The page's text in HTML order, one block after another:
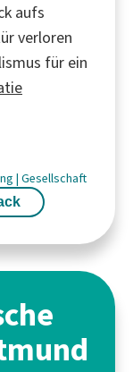
aufs
verloren
für ein
| Gesellschaft